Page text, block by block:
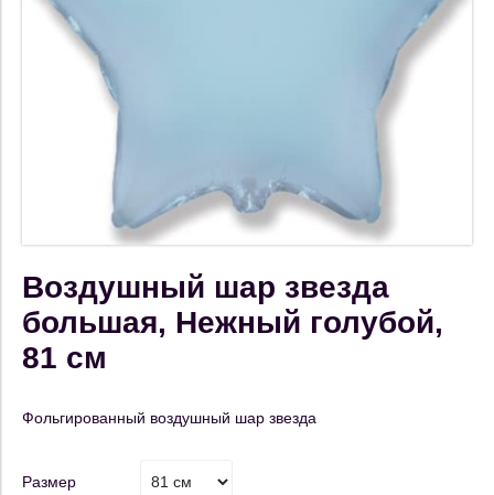
Воздушный шар звезда
большая, Нежный голубой,
81 см
Фольгированный воздушный шар звезда
Размер